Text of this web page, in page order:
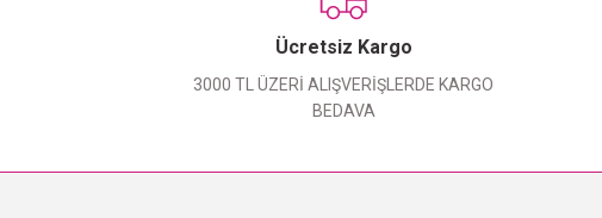
Ücretsiz Kargo
3000 TL ÜZERİ ALIŞVERİŞLERDE KARGO
BEDAVA